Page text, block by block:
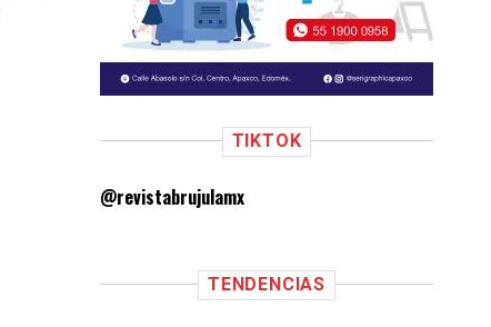
TIKTOK
@revistabrujulamx
TENDENCIAS